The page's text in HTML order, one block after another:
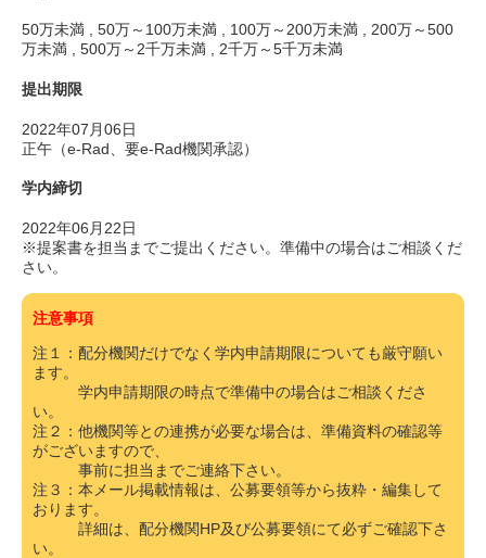
50万未満 , 50万～100万未満 , 100万～200万未満 , 200万～500
万未満 , 500万～2千万未満 , 2千万～5千万未満
提出期限
2022年07月06日
正午（e-Rad、要e-Rad機関承認）
学内締切
2022年06月22日
※提案書を担当までご提出ください。準備中の場合はご相談くだ
さい。
注意事項
注１：配分機関だけでなく学内申請期限についても厳守願い
ます。
学内申請期限の時点で準備中の場合はご相談くださ
い。
注２：他機関等との連携が必要な場合は、準備資料の確認等
がございますので、
事前に担当までご連絡下さい。
注３：本メール掲載情報は、公募要領等から抜粋・編集して
おります。
詳細は、配分機関HP及び公募要領にて必ずご確認下さ
い。